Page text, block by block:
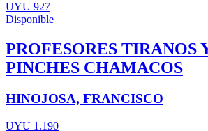
UYU 927
Disponible
PROFESORES TIRANOS
PINCHES CHAMACOS
HINOJOSA, FRANCISCO
UYU 1.190